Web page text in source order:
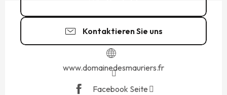
Kontaktieren Sie uns
www.domainedesmauriers.fr
Facebook Seite